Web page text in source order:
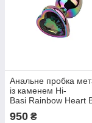
Анальне пробка
із каменем Hi-
Basi Rainbow Heart
950 ₴